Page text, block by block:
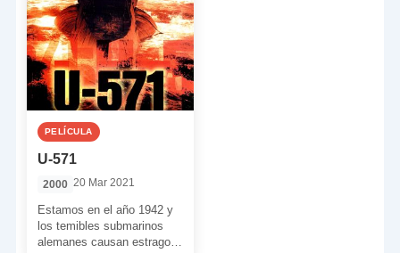
PELÍCULA
U-571
2000 20 Mar 2021
Estamos en el año 1942 y
los temibles submarinos
alemanes causan estragos